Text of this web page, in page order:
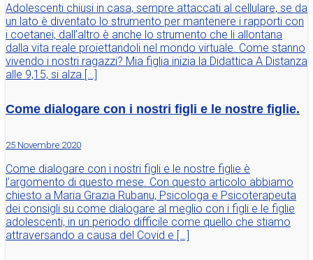
Adolescenti chiusi in casa, sempre attaccati al cellulare, se da
un lato è diventato lo strumento per mantenere i rapporti con
i coetanei, dall’altro è anche lo strumento che li allontana
dalla vita reale proiettandoli nel mondo virtuale. Come stanno
vivendo i nostri ragazzi? Mia figlia inizia la Didattica A Distanza
alle 9,15, si alza […]
Come dialogare con i nostri figli e le nostre figlie.
25 Novembre 2020
Come dialogare con i nostri figli e le nostre figlie è
l’argomento di questo mese. Con questo articolo abbiamo
chiesto a Maria Grazia Rubanu, Psicologa e Psicoterapeuta
dei consigli su come dialogare al meglio con i figli e le figlie
adolescenti, in un periodo difficile come quello che stiamo
attraversando a causa del Covid e […]